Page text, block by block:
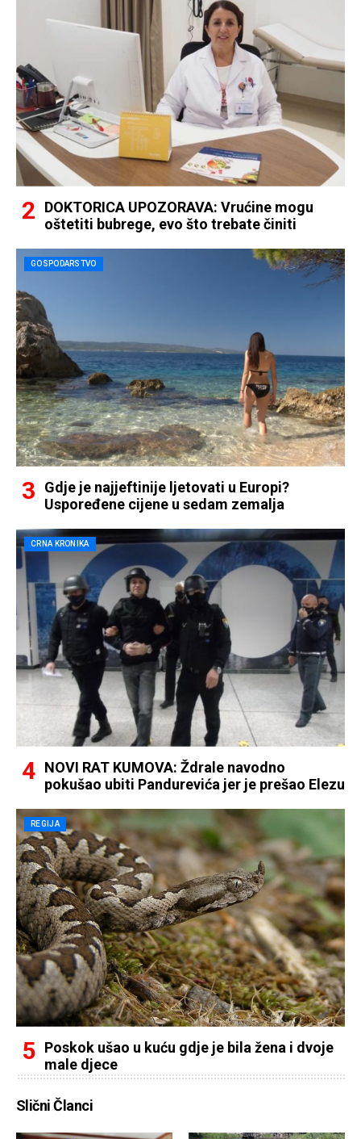
DOKTORICA UPOZORAVA: Vrućine mogu
oštetiti bubrege, evo što trebate činiti
GOSPODARSTVO
Gdje je najjeftinije ljetovati u Europi?
Uspoređene cijene u sedam zemalja
CRNA KRONIKA
NOVI RAT KUMOVA: Ždrale navodno
pokušao ubiti Pandurevića jer je prešao Elezu
REGIJA
Poskok ušao u kuću gdje je bila žena i dvoje
male djece
Slični Članci